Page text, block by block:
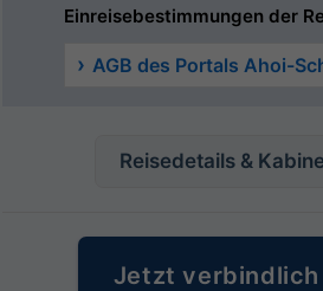
Einreisebestimmungen der
AGB des Portals Ahoi-
Reisedetails &
Jetzt verbindlich